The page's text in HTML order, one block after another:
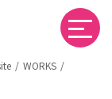
WORKS